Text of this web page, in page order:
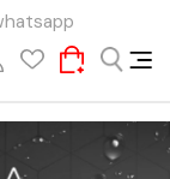
whatsapp